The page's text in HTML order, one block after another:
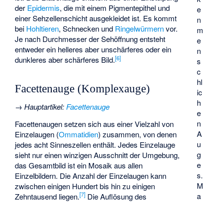
e
n
m
e
n
s
c
hl
ic
h
e
n
A
u
g
e
s.
M
a
der Epidermis, die mit einem Pigmentepithel und
einer Sehzellenschicht ausgekleidet ist. Es kommt
bei Hohltieren, Schnecken und Ringelwürmernvor.
Je nach Durchmesser der Sehöffnung entsteht
entweder ein helleres aber unschärferes oder ein
dunkleres aber schärferes Bild.[6]
Facettenauge (Komplexauge)
→Hauptartikel: Facettenauge
Facettenaugen setzen sich aus einer Vielzahl von
Einzelaugen (Ommatidien) zusammen, von denen
jedes acht Sinneszellen enthält. Jedes Einzelauge
sieht nur einen winzigen Ausschnitt der Umgebung,
das Gesamtbild ist ein Mosaik aus allen
Einzelbildern. Die Anzahl der Einzelaugen kann
zwischen einigen Hundert bis hin zu einigen
Zehntausend liegen.[7] Die Auflösung des